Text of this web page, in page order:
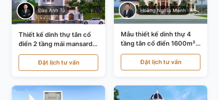
Đào Anh Tú
Thiết kế dinh thự tân cổ
điển 2 tầng mái mansard
tại Bắc Ninh KT20084
Đặt lịch tư vấn
Hoàng Nghĩa Mạnh
Mẫu thiết kế dinh thự 4
tầng tân cổ điển 1600m²
tại Thanh Hóa KT20071
Đặt lịch tư vấn